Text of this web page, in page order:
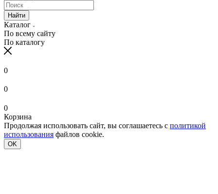
Найти
Каталог
По всему сайту
По каталогу
0
0
0
Корзина
Продолжая использовать сайт, вы соглашаетесь с политикой
использования файлов cookie.
OK